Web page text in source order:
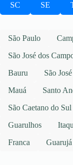
SC SE
São Paulo
São José dos
Bauru
São
Mauá
Santo
São Caetano do Sul
Guarulhos
Franca
Guarujá